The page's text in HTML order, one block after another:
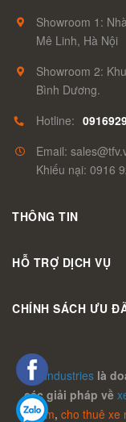
Showroom 1:
Mê Linh, Hà Nội
Showroom 2:
Bình Dương.
Hotline:
Email:
Khiếu nại: 0916
THÔNG TIN
HỖ TRỢ DỊCH VỤ
CHÍNH SÁCH ƯU
TFV Industrieslà
các giải pháp về
lithium, cho thuê xe